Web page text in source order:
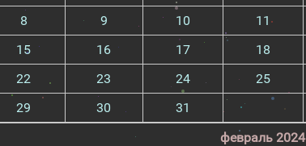
8
9 10 11
15
16 17 18
22
23 24 25
29
30
31
февраль 2024